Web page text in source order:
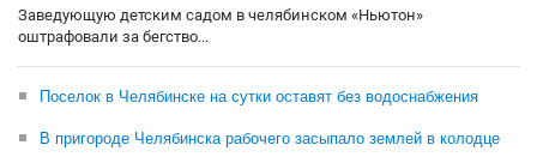
Заведующую детским садом в челябинском «Ньютон»
оштрафовали за бегство...
Поселок в Челябинске на сутки оставят без водоснабжения
В пригороде Челябинска рабочего засыпало землей в колодце